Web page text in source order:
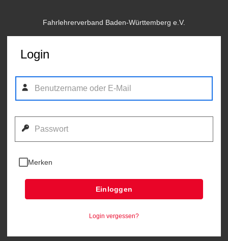
Fahrlehrerverband Baden-Württemberg e.V.
Login
Merken
Einloggen
Login vergessen?